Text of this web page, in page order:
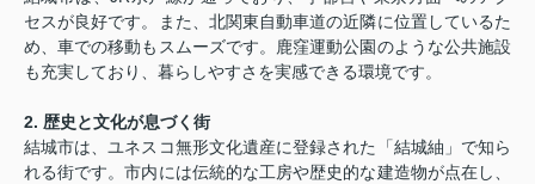
セスが良好です。また、北関東自動車道の近隣に位置しているた
め、車での移動もスムーズです。鹿窪運動公園のような公共施設
も充実しており、暮らしやすさを実感できる環境です。
2. 歴史と文化が息づく街
結城市は、ユネスコ無形文化遺産に登録された「結城紬」で知ら
れる街です。市内には伝統的な工房や歴史的な建造物が点在し、